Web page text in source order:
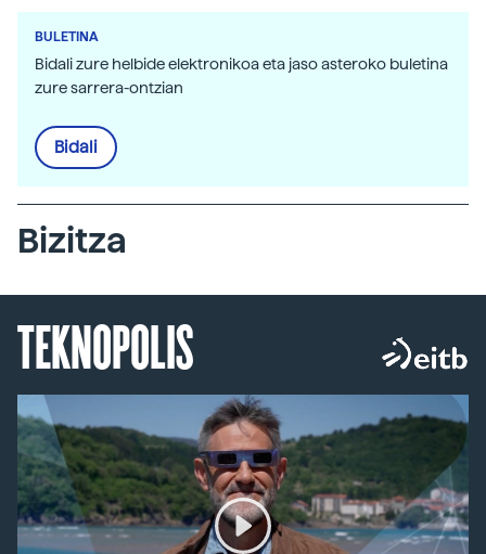
BULETINA
Bidali zure helbide elektronikoa eta jaso asteroko buletina
zure sarrera-ontzian
Bidali
Bizitza
TEKNOPOLIS